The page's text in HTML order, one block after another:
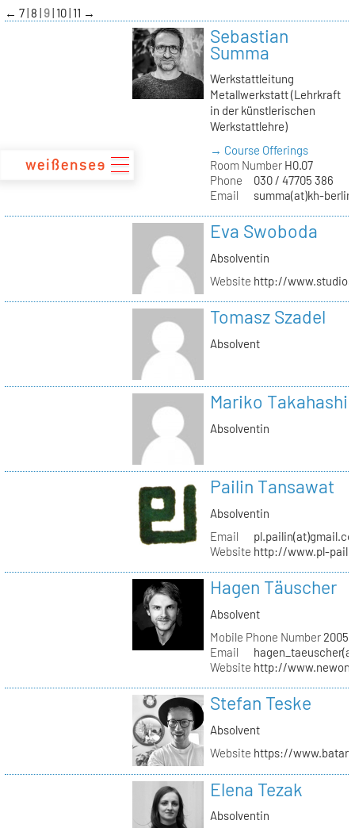
zum
Inhalt
← 7 8 9 10 11 →
Sebastian
Summa
Werkstattleitung
Metallwerkstatt (Lehrkraft
in der künstlerischen
Werkstattlehre)
→ Course Offerings
Room NumberH0.07
Phone
030 / 47705 386
Email
summa(at)kh-
Eva Swoboda
Absolventin
Website http://
Tomasz Szadel
Absolvent
Mariko Takahashi
Absolventin
Pailin Tansawat
Absolventin
Email
Website http://www.pl-
Hagen Täuscher
Absolvent
Mobile Phone Number
Email
Website http://
Stefan Teske
Absolvent
Website https://
Elena Tezak
Absolventin